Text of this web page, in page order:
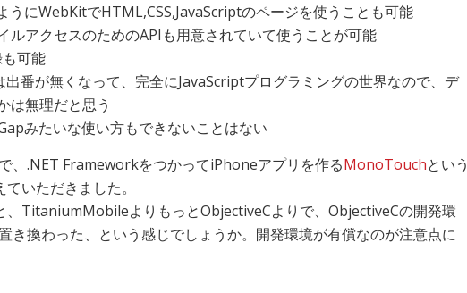
うにWebKitでHTML,CSS,JavaScriptのページを使うことも可能
ルアクセスのためのAPIも用意されていて使うことが可能
可能
出番が無くなって、完全にJavaScriptプログラミングの世界なので、デ
は無理だと思う
みたいな使い方もできないことはない
、.NET FrameworkをつかってiPhoneアプリを作るMonoTouchという
いただきました。
、TitaniumMobileよりもっとObjectiveCよりで、ObjectiveCの開発環
き換わった、という感じでしょうか。開発環境が有償なのが注意点に